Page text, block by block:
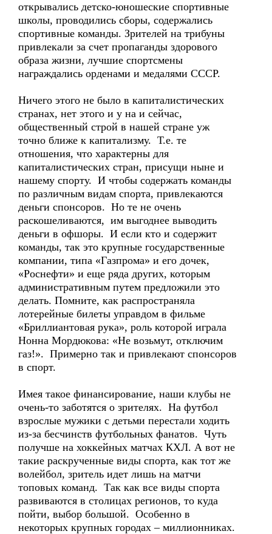
открывались детско-юношеские спортивные
школы, проводились сборы, содержались
спортивные команды. Зрителей на трибуны
привлекали за счет пропаганды здорового
образа жизни, лучшие спортсмены
награждались орденами и медалями СССР.
Ничего этого не было в капиталистических
странах, нет этого и у на и сейчас,
общественный строй в нашей стране уж
точно ближе к капитализму. Т.е. те
отношения, что характерны для
капиталистических стран, присущи ныне и
нашему спорту. И чтобы содержать команды
по различным видам спорта, привлекаются
деньги спонсоров. Но те не очень
раскошеливаются, им выгоднее выводить
деньги в офшоры. И если кто и содержит
команды, так это крупные государственные
компании, типа «Газпрома» и его дочек,
«Роснефти» и еще ряда других, которым
административным путем предложили это
делать. Помните, как распространяла
лотерейные билеты управдом в фильме
«Бриллиантовая рука», роль которой играла
Нонна Мордюкова: «Не возьмут, отключим
газ!». Примерно так и привлекают спонсоров
в спорт.
Имея такое финансирование, наши клубы не
очень-то заботятся о зрителях. На футбол
взрослые мужики с детьми перестали ходить
из-за бесчинств футбольных фанатов. Чуть
получше на хоккейных матчах КХЛ. А вот не
такие раскрученные виды спорта, как тот же
волейбол, зритель идет лишь на матчи
топовых команд. Так как все виды спорта
развиваются в столицах регионов, то куда
пойти, выбор большой. Особенно в
некоторых крупных городах – миллионниках.